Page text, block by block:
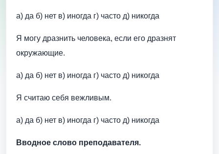
а) да б) нет в) иногда г) часто д) никогда
Я могу дразнить человека, если его дразнят
окружающие.
а) да б) нет в) иногда г) часто д) никогда
Я считаю себя вежливым.
а) да б) нет в) иногда г) часто д) никогда
Вводное слово преподавателя.